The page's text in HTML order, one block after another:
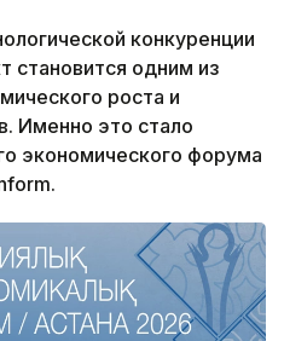
конкуренции
становится одним из
роста и
Именно это стало
экономического форума